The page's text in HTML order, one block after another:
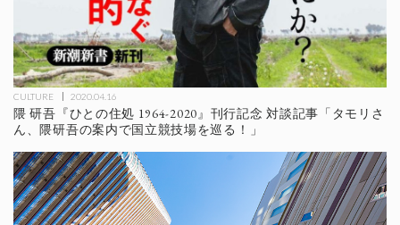
CULTURE 2020.04.16
隈 研吾『ひとの住処 1964-2020』刊行記念 対談記事「タモリさ
ん、隈研吾の案内で国立競技場を巡る！」